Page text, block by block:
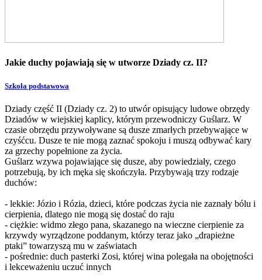
Jakie duchy pojawiają się w utworze Dziady cz. II?
Szkoła podstawowa
Dziady część II (Dziady cz. 2) to utwór opisujący ludowe obrzędy
Dziadów w wiejskiej kaplicy, którym przewodniczy Guślarz. W
czasie obrzędu przywoływane są dusze zmarłych przebywające w
czyśćcu. Dusze te nie mogą zaznać spokoju i muszą odbywać kary
za grzechy popełnione za życia.
Guślarz wzywa pojawiające się dusze, aby powiedziały, czego
potrzebują, by ich męka się skończyła. Przybywają trzy rodzaje
duchów:
- lekkie: Józio i Rózia, dzieci, które podczas życia nie zaznały bólu i
cierpienia, dlatego nie mogą się dostać do raju
- ciężkie: widmo złego pana, skazanego na wieczne cierpienie za
krzywdy wyrządzone poddanym, którzy teraz jako „drapieżne
ptaki” towarzyszą mu w zaświatach
- pośrednie: duch pasterki Zosi, której wina polegała na obojętności
i lekceważeniu uczuć innych